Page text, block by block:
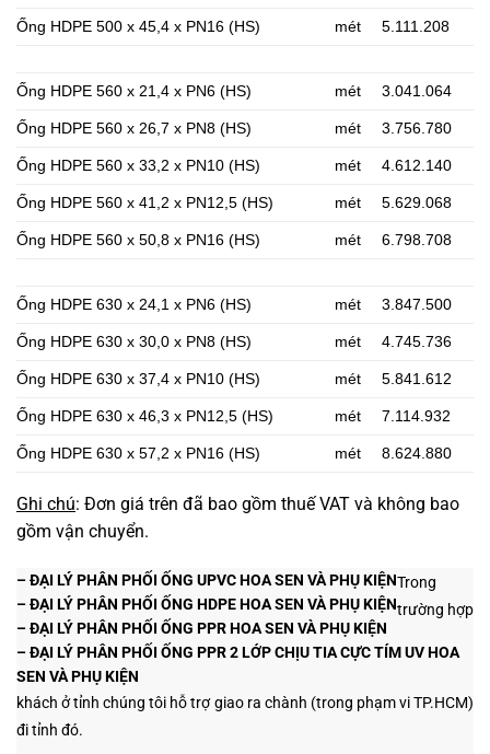
Ống HDPE 500 x 45,4 x PN16 (HS) mét 5.111.208
Ống HDPE 560 x 21,4 x PN6 (HS) mét 3.041.064
Ống HDPE 560 x 26,7 x PN8 (HS) mét 3.756.780
Ống HDPE 560 x 33,2 x PN10 (HS) mét 4.612.140
Ống HDPE 560 x 41,2 x PN12,5 (HS) mét 5.629.068
Ống HDPE 560 x 50,8 x PN16 (HS) mét 6.798.708
Ống HDPE 630 x 24,1 x PN6 (HS) mét 3.847.500
Ống HDPE 630 x 30,0 x PN8 (HS) mét 4.745.736
Ống HDPE 630 x 37,4 x PN10 (HS) mét 5.841.612
Ống HDPE 630 x 46,3 x PN12,5 (HS) mét 7.114.932
Ống HDPE 630 x 57,2 x PN16 (HS) mét 8.624.880
Ghi chú: Đơn giá trên đã bao gồm thuế VAT và không bao
gồm vận chuyển.
– ĐẠI LÝPHÂN PHỐI ỐNG UPVC HOA SEN VÀ PHỤ KIỆN
– ĐẠI LÝPHÂN PHỐI ỐNG HDPE HOA SEN VÀ PHỤ KIỆN
– ĐẠI LÝPHÂN PHỐI ỐNG PPR HOA SEN VÀ PHỤ KIỆN
– ĐẠI LÝPHÂN PHỐI ỐNG PPR 2 LỚP CHỊU TIA CỰC TÍM UV HOA
SEN VÀ PHỤ KIỆN
Trong
trường hợp
khách ở tỉnh chúng tôi hỗ trợ giao ra chành (trong phạm vi TP.HCM)
đi tỉnh đó.